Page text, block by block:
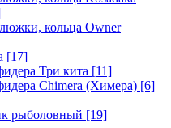
кольца Owner
[17]
Три кита [11]
Chimera (Химера) [6]
рыболовный [19]